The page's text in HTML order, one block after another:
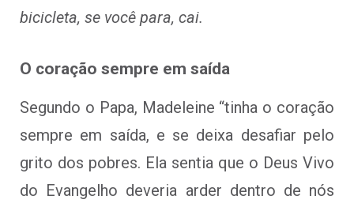
bicicleta, se você para, cai.
O coração sempre em saída
Segundo o Papa, Madeleine “tinha o coração
sempre em saída, e se deixa desafiar pelo
grito dos pobres. Ela sentia que o Deus Vivo
do Evangelho deveria arder dentro de nós